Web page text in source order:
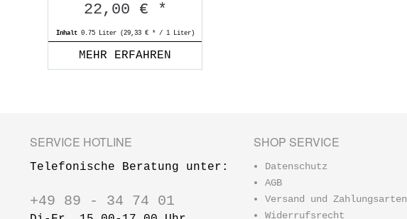
22,00 € *
Inhalt 0.75 Liter (29,33 € * / 1 Liter)
MEHR ERFAHREN
SERVICE HOTLINE
Telefonische Beratung unter:
+49 89 - 34 74 01
SHOP SERVICE
Datenschutz
AGB
Versand und Zahlungsarten
Widerrufsrecht